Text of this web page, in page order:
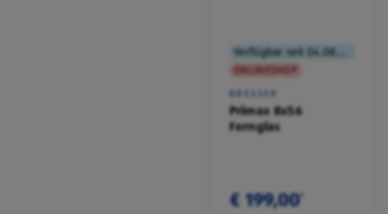
ONLINESHOP
BRESSER
Primax 8x56
Fernglas
€ 199,00¹